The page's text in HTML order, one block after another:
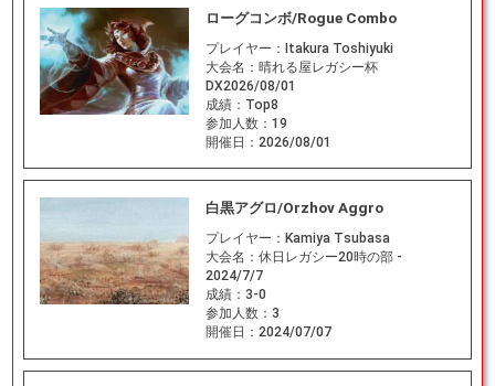
ローグコンボ/Rogue Combo
プレイヤー： Itakura Toshiyuki
大会名： 晴れる屋レガシー杯
DX2026/08/01
成績： Top8
参加人数： 19
開催日： 2026/08/01
白黒アグロ/Orzhov Aggro
プレイヤー： Kamiya Tsubasa
大会名： 休日レガシー20時の部 -
2024/7/7
成績： 3-0
参加人数： 3
開催日： 2024/07/07